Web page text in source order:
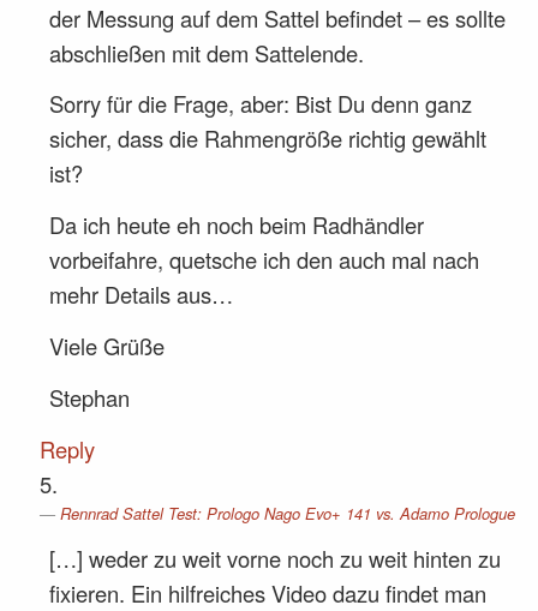
der Messung auf dem Sattel befindet – es sollte
abschließen mit dem Sattelende.
Sorry für die Frage, aber: Bist Du denn ganz
sicher, dass die Rahmengröße richtig gewählt
ist?
Da ich heute eh noch beim Radhändler
vorbeifahre, quetsche ich den auch mal nach
mehr Details aus…
Viele Grüße
Stephan
Reply
Rennrad Sattel Test: Prologo Nago Evo+ 141 vs. Adamo Prologue
[…] weder zu weit vorne noch zu weit hinten zu
fixieren. Ein hilfreiches Video dazu findet man